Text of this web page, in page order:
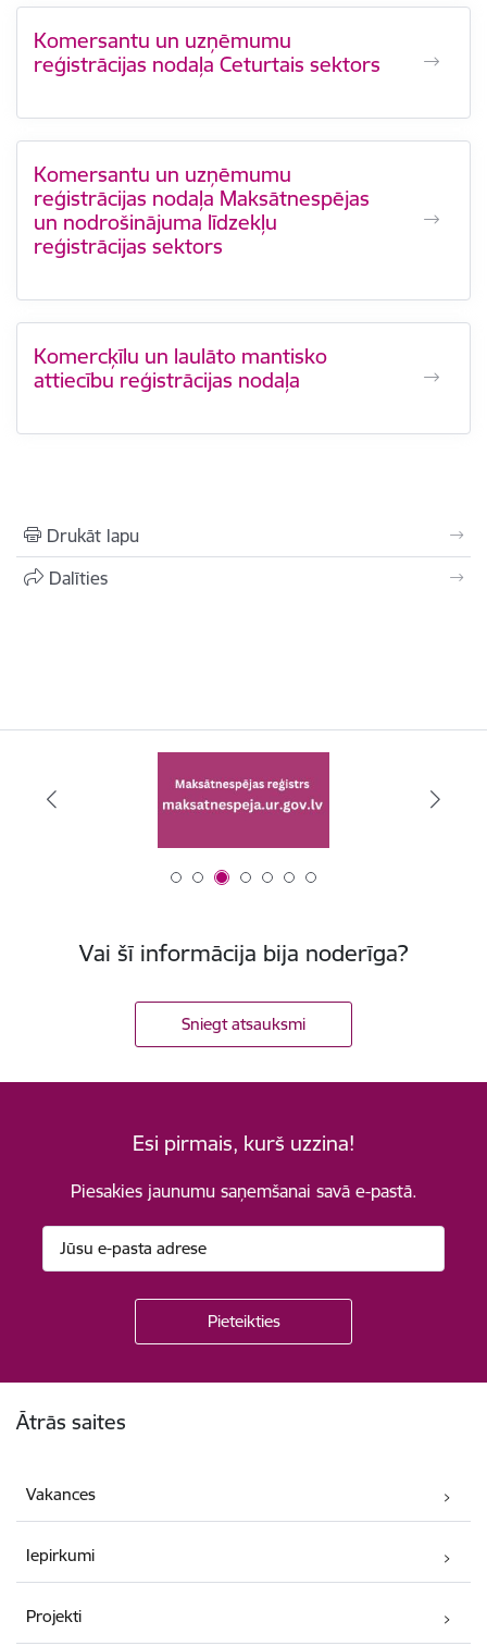
Komersantu un uzņēmumu
reģistrācijas nodaļa Ceturtais sektors
Komersantu un uzņēmumu
reģistrācijas nodaļa Maksātnespējas
un nodrošinājuma līdzekļu
reģistrācijas sektors
Komercķīlu un laulāto mantisko
attiecību reģistrācijas nodaļa
Drukāt lapu
Dalīties
Vai šī informācija bija noderīga?
Sniegt atsauksmi
Esi pirmais, kurš uzzina!
Piesakies jaunumu saņemšanai savā e-pastā.
Ātrās saites
Vakances
Iepirkumi
Projekti